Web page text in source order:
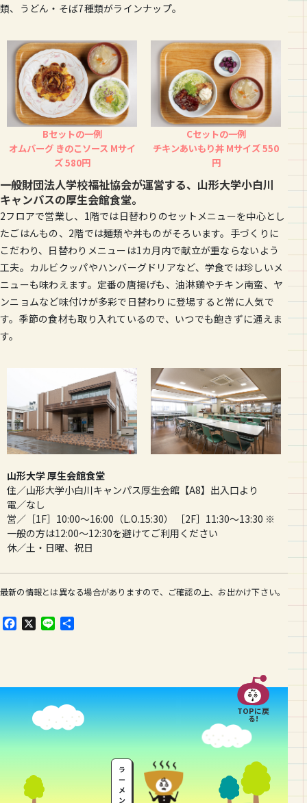
類、うどん・そば7種類がラインナップ。
Bセットの一例
オムバーグ きのこソース Mサイ
ズ 580円
Cセットの一例
チキンあいもり丼 Mサイズ 550
円
一般財団法人学校福祉協会が運営する、山形大学小白川
キャンパスの厚生会館食堂。
2フロアで営業し、1階では日替わりのセットメニューを中心とし
たごはんもの、2階では麺類や丼ものがそろいます。手づくりに
こだわり、日替わりメニューは1カ月内で献立が重ならないよう
工夫。カルビクッパやハンバーグドリアなど、学食では珍しいメ
ニューも味わえます。定番の唐揚げも、油淋鶏やチキン南蛮、ヤ
ンニョムなど味付けが多彩で日替わりに登場すると常に人気で
す。季節の食材も取り入れているので、いつでも飽きずに通えま
す。
山形大学 厚生会館食堂
住／山形大学小白川キャンパス厚生会館【A8】出入口より
電／なし
営／［1F］10:00〜16:00（L.O.15:30） ［2F］11:30〜13:30 ※
一般の方は12:00〜12:30を避けてご利用ください
休／土・日曜、祝日
最新の情報とは異なる場合がありますので、ご確認の上、お出かけ下さい。
F
o
o
k
X
L
TOPに戻
る!
ラ
ー
メ
ン